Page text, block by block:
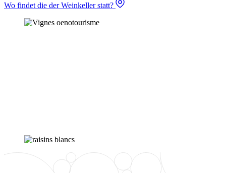
Wo findet die der Weinkeller statt?